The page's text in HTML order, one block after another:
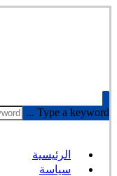
Type a keyword ...
الرئيسية
سياسة